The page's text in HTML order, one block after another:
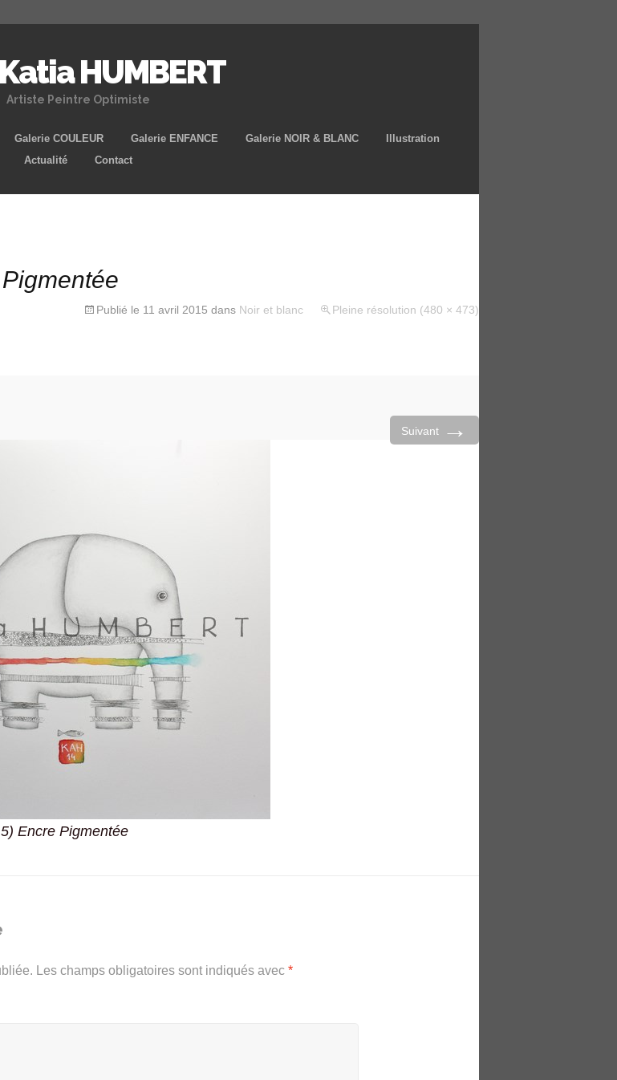
HUMBERT
Artiste Peintre Optimiste
Aller
Galerie COULEUR Galerie ENFANCE Galerie NOIR & BLANC
Illustration
Actualité
Contact
Publié le 11 avril 2015 dans Noir et blanc Pleine résolution (480 × 473)
Suivant →
Encre Pigmentée
Les champs obligatoires sont indiqués avec *